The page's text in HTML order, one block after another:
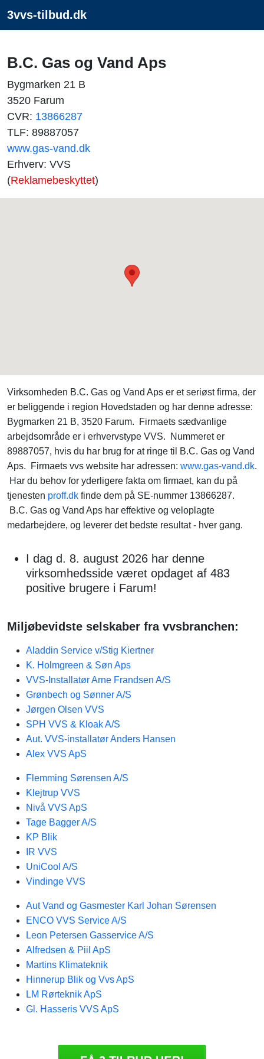
3vvs-tilbud.dk
B.C. Gas og Vand Aps
Bygmarken 21 B
3520 Farum
CVR: 13866287
TLF: 89887057
www.gas-vand.dk
Erhverv: VVS
(Reklamebeskyttet)
Virksomheden B.C. Gas og Vand Aps er et seriøst firma, der
er beliggende i region Hovedstaden og har denne adresse:
Bygmarken 21 B, 3520 Farum. Firmaets sædvanlige
arbejdsområde er i erhvervstype VVS. Nummeret er
89887057, hvis du har brug for at ringe til B.C. Gas og Vand
Aps. Firmaets vvs website har adressen: www.gas-vand.dk.
Har du behov for yderligere fakta om firmaet, kan du på
tjenesten proff.dk finde dem på SE-nummer 13866287.
B.C. Gas og Vand Aps har effektive og veloplagte
medarbejdere, og leverer det bedste resultat - hver gang.
I dag d. 8. august 2026 har denne
virksomhedsside været opdaget af 483
positive brugere i Farum!
Miljøbevidste selskaber fra vvsbranchen:
Aladdin Service v/Stig Kiertner
K. Holmgreen & Søn Aps
VVS-Installatør Arne Frandsen A/S
Grønbech og Sønner A/S
Jørgen Olsen VVS
SPH VVS & Kloak A/S
Aut. VVS-installatør Anders Hansen
Alex VVS ApS
Flemming Sørensen A/S
Klejtrup VVS
Nivå VVS ApS
Tage Bagger A/S
KP Blik
IR VVS
UniCool A/S
Vindinge VVS
Aut Vand og Gasmester Karl Johan Sørensen
ENCO VVS Service A/S
Leon Petersen Gasservice A/S
Alfredsen & Piil ApS
Martins Klimateknik
Hinnerup Blik og Vvs ApS
LM Rørteknik ApS
Gl. Hasseris VVS ApS